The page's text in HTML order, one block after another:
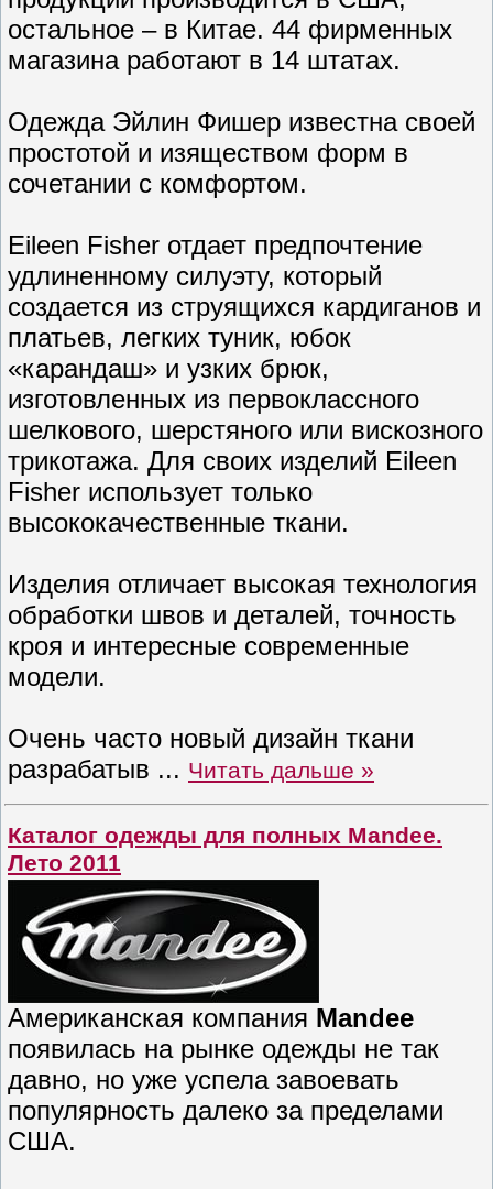
остальное – в Китае. 44 фирменных
магазина работают в 14 штатах.
Одежда Эйлин Фишер известна своей
простотой и изяществом форм в
сочетании с комфортом.
Eileen Fisher отдает предпочтение
удлиненному силуэту, который
создается из струящихся кардиганов и
платьев, легких туник, юбок
«карандаш» и узких брюк,
изготовленных из первоклассного
шелкового, шерстяного или вискозного
трикотажа. Для своих изделий Eileen
Fisher использует только
высококачественные ткани.
Изделия отличает высокая технология
обработки швов и деталей, точность
кроя и интересные современные
модели.
Очень часто новый дизайн ткани
разрабатыв ... Читать дальше »
Каталог одежды для полных Mandee.
Лето 2011
Американская компания Mandee
появилась на рынке одежды не так
давно, но уже успела завоевать
популярность далеко за пределами
США.